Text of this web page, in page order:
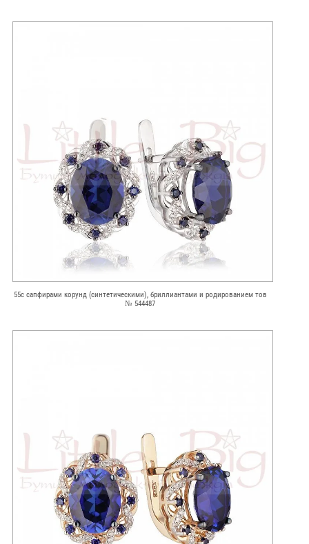
55с сапфирами корунд (синтетическими), бриллиантами и родированием тов
№ 544487